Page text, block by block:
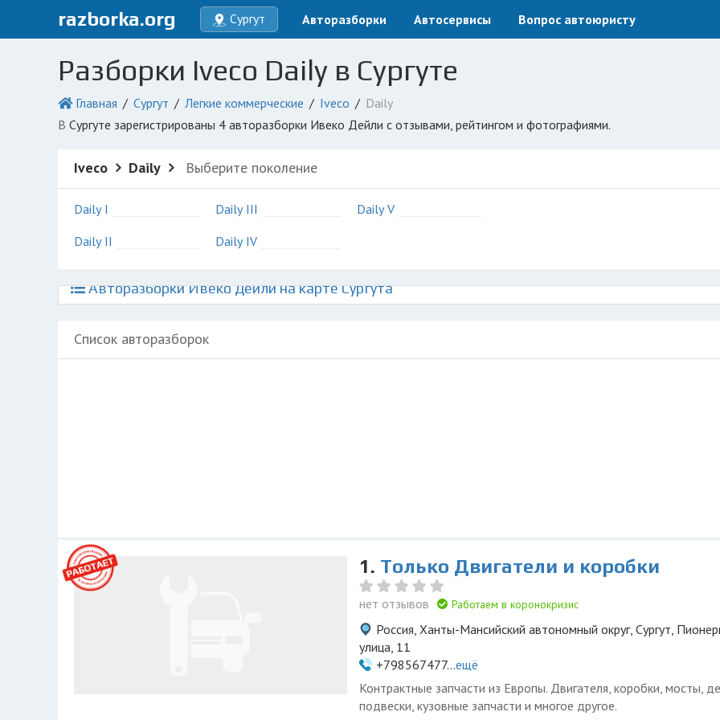
razborka.org Сургут Авторазборки Автосервисы Вопрос автоюристу
Разборки Iveco Daily в Сургуте
Главная Сургут Легкие коммерческие Iveco
Daily
в Сургуте зарегистрированы 4 авторазборки Ивеко Дейли с отзывами, рейтингом и фотографиями.
Iveco Daily Выберите поколение
Daily I
Daily II
Daily III
Daily IV
Daily V
Авторазборки Ивеко Дейли на карте Сургута
Список авторазборок
1. Только Двигатели и коробки
нет отзывов Работаем в коронокризис
Россия, Ханты-Мансийский автономный округ, Сургут,
улица, 11
+798567477...ещё
Контрактные запчасти из Европы. Двигателя, коробки, мосты,
подвески, кузовные запчасти и многое другое.